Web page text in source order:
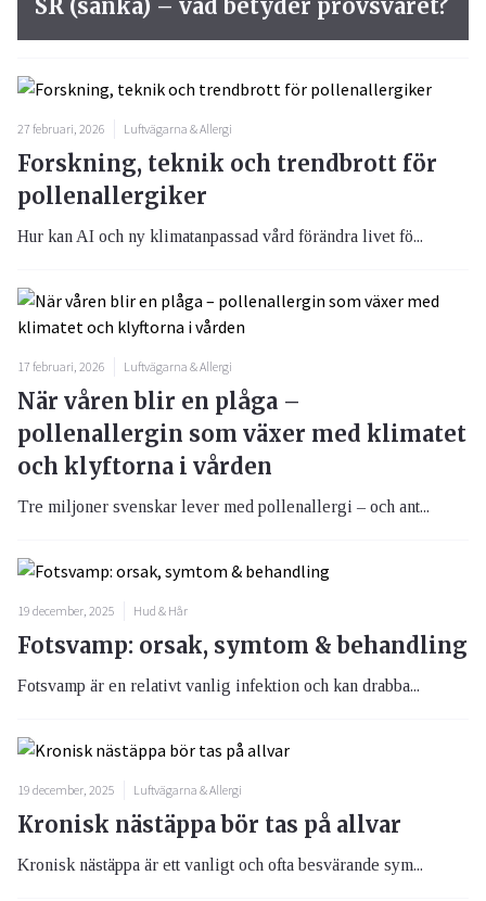
SR (sänka) – vad betyder provsvaret?
27 februari, 2026 Luftvägarna & Allergi
Forskning, teknik och trendbrott för
pollenallergiker
Hur kan AI och ny klimatanpassad vård förändra livet fö...
17 februari, 2026 Luftvägarna & Allergi
När våren blir en plåga –
pollenallergin som växer med klimatet
och klyftorna i vården
Tre miljoner svenskar lever med pollenallergi – och ant...
19 december, 2025 Hud & Hår
Fotsvamp: orsak, symtom & behandling
Fotsvamp är en relativt vanlig infektion och kan drabba...
19 december, 2025 Luftvägarna & Allergi
Kronisk nästäppa bör tas på allvar
Kronisk nästäppa är ett vanligt och ofta besvärande sym...